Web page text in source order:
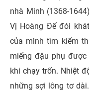
nhà Minh (1368-
Vị Hoàng Đế đói
của mình tìm kiếm
miếng đậu phụ
khi chạy trốn. Nhiệt
những sợi lông tơ